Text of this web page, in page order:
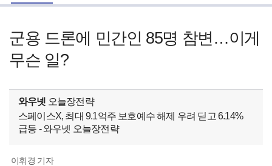
군용 드론에 민간인 85명 참변…이게
무슨 일?
와우넷 오늘장전략
스페이스X, 최대 9.1억주 보호예수 해제 우려 딛고 6.14%
급등 - 와우넷 오늘장전략
이휘경 기자